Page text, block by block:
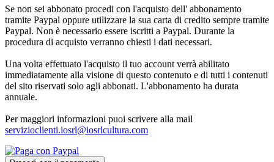
Se non sei abbonato procedi con l'acquisto dell' abbonamento
tramite Paypal oppure utilizzare la sua carta di credito sempre tramite
Paypal. Non è necessario essere iscritti a Paypal. Durante la
procedura di acquisto verranno chiesti i dati necessari.
Una volta effettuato l'acquisto il tuo account verrà abilitato
immediatamente alla visione di questo contenuto e di tutti i contenuti
del sito riservati solo agli abbonati. L'abbonamento ha durata
annuale.
Per maggiori informazioni puoi scrivere alla mail
servizioclienti.iosrl@iosrlcultura.com